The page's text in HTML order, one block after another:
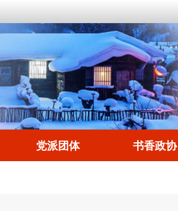
党派团体 书香政协